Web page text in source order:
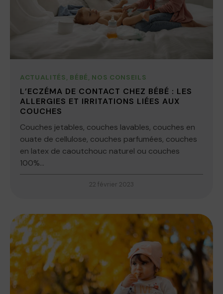
ACTUALITÉS, BÉBÉ, NOS CONSEILS
L’ECZÉMA DE CONTACT CHEZ BÉBÉ : LES
ALLERGIES ET IRRITATIONS LIÉES AUX
COUCHES
Couches jetables, couches lavables, couches en
ouate de cellulose, couches parfumées, couches
en latex de caoutchouc naturel ou couches
100%...
22 février 2023